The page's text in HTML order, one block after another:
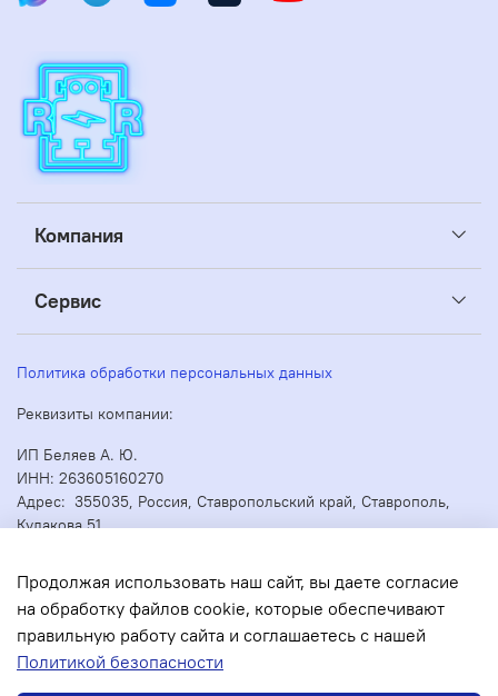
Компания
Сервис
Политика обработки персональных данных
Реквизиты компании:
ИП Беляев А. Ю.
ИНН: 263605160270
Адрес: 355035, Россия, Ставропольский край, Ставрополь,
Кулакова 51
Продолжая использовать наш сайт, вы даете согласие
на обработку файлов cookie, которые обеспечивают
правильную работу сайта и соглашаетесь с нашей
Политикой безопасности